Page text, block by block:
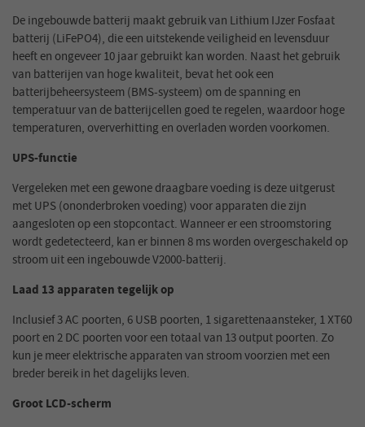
De ingebouwde batterij maakt gebruik van Lithium IJzer Fosfaat
batterij (LiFePO4), die een uitstekende veiligheid en levensduur
heeft en ongeveer 10 jaar gebruikt kan worden. Naast het gebruik
van batterijen van hoge kwaliteit, bevat het ook een
batterijbeheersysteem (BMS-systeem) om de spanning en
temperatuur van de batterijcellen goed te regelen, waardoor hoge
temperaturen, oververhitting en overladen worden voorkomen.
UPS-functie
Vergeleken met een gewone draagbare voeding is deze uitgerust
met UPS (ononderbroken voeding) voor apparaten die zijn
aangesloten op een stopcontact. Wanneer er een stroomstoring
wordt gedetecteerd, kan er binnen 8 ms worden overgeschakeld op
stroom uit een ingebouwde V2000-batterij.
Laad 13 apparaten tegelijk op
Inclusief 3 AC poorten, 6 USB poorten, 1 sigarettenaansteker, 1 XT60
poort en 2 DC poorten voor een totaal van 13 output poorten. Zo
kun je meer elektrische apparaten van stroom voorzien met een
breder bereik in het dagelijks leven.
Groot LCD-scherm